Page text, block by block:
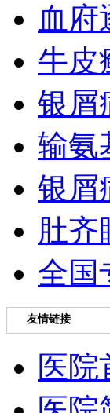
血府
牛皮
银屑
输氨
银屑
肚齐
全国
友情链接
医院